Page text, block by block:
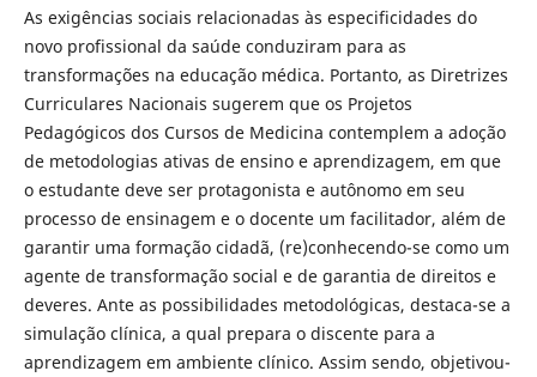
As exigências sociais relacionadas às especificidades do
novo profissional da saúde conduziram para as
transformações na educação médica. Portanto, as Diretrizes
Curriculares Nacionais sugerem que os Projetos
Pedagógicos dos Cursos de Medicina contemplem a adoção
de metodologias ativas de ensino e aprendizagem, em que
o estudante deve ser protagonista e autônomo em seu
processo de ensinagem e o docente um facilitador, além de
garantir uma formação cidadã, (re)conhecendo-se como um
agente de transformação social e de garantia de direitos e
deveres. Ante as possibilidades metodológicas, destaca-se a
simulação clínica, a qual prepara o discente para a
aprendizagem em ambiente clínico. Assim sendo, objetivou-